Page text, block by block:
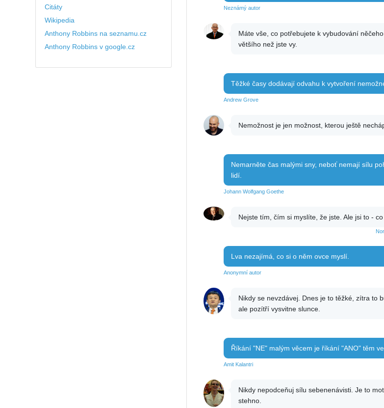
Citáty
Wikipedia
Anthony Robbins na seznamu.cz
Anthony Robbins v google.cz
Neznámý autor
Máte vše, co potřebujete k vybudování
většího než jste vy.
Těžké časy dodávají odvahu k vytvoření
Andrew Grove
Nemožnost je jen možnost, kterou ještě
Nemarněte čas malými sny, neboť nemají sílu
lidí.
Johann Wolfgang Goethe
Nejste tím, čím si myslíte, že jste. Ale jsi to -
Lva nezajímá, co si o něm ovce myslí.
Anonymní autor
Nikdy se nevzdávej. Dnes je to těžké, zítra to
ale pozítří vysvitne slunce.
Říkání "NE" malým věcem je říkání "ANO" těm
Amit Kalantri
Nikdy nepodceňuj sílu sebenenávisti. Je to
stehno.